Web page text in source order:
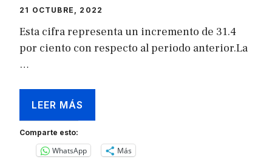
21 OCTUBRE, 2022
Esta cifra representa un incremento de 31.4
por ciento con respecto al periodo anterior.La
…
LEER MÁS
Comparte esto:
WhatsApp Más